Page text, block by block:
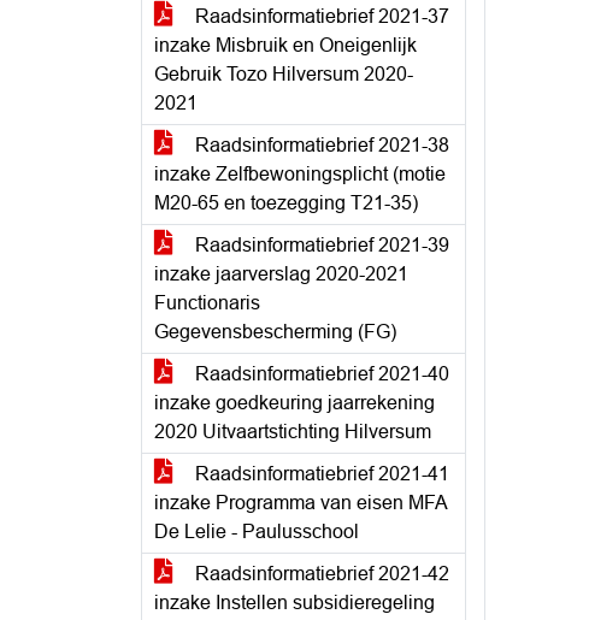
Raadsinformatiebrief 2021-37
inzake Misbruik en Oneigenlijk
Gebruik Tozo Hilversum 2020-
2021
Raadsinformatiebrief 2021-38
inzake Zelfbewoningsplicht (motie
M20-65 en toezegging T21-35)
Raadsinformatiebrief 2021-39
inzake jaarverslag 2020-2021
Functionaris
Gegevensbescherming (FG)
Raadsinformatiebrief 2021-40
inzake goedkeuring jaarrekening
2020 Uitvaartstichting Hilversum
Raadsinformatiebrief 2021-41
inzake Programma van eisen MFA
De Lelie - Paulusschool
Raadsinformatiebrief 2021-42
inzake Instellen subsidieregeling